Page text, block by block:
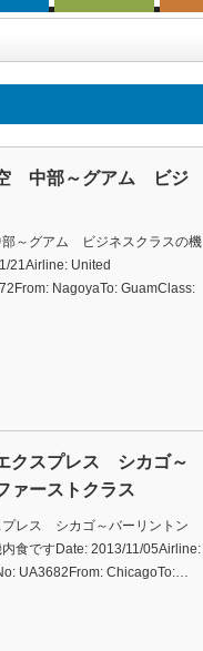
中部～グアム ビジ
～グアム ビジネスクラスの機
21Airline: United
NagoyaTo: GuamClass:
クスプレス シカゴ～
ーストクラス
プレス シカゴ～バーリントン
食ですDate: 2013/11/05Airline:
UA3682From: ChicagoTo:…